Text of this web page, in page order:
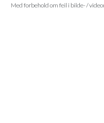
Med forbehold om feil i bilde- /